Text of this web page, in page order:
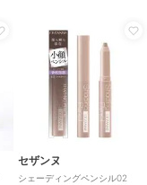
セザンヌ
シェーディングペンシル02